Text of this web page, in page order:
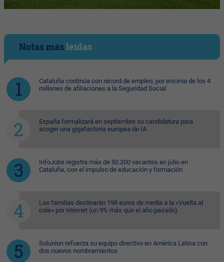
Notas másleídas
Cataluña continúa con récord de empleo, por encima de los 4
millones de afiliaciones a la Seguridad Social
España formalizará en septiembre su candidatura para
acoger una gigafactoría europea de IA
InfoJobs registra más de 50.200 vacantes en julio en
Cataluña, con el impulso de educación y formación
Las familias destinarán 198 euros de media a la «Vuelta al
cole» por internet (un 9% más que el año pasado)
Solunion refuerza su equipo directivo en América Latina con
dos nuevos nombramientos